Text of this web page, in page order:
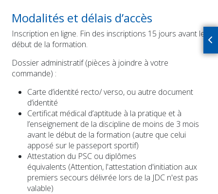
Modalités et délais d’accès
Inscription en ligne. Fin des inscriptions 15 jours avant le
début de la formation.
Dossier administratif (pièces à joindre à votre
commande) :
Carte d’identité recto/ verso, ou autre document
d’identité
Certificat médical d’aptitude à la pratique et à
l’enseignement de la discipline de moins de 3 mois
avant le début de la formation (autre que celui
apposé sur le passeport sportif)
Attestation du PSC ou diplômes
équivalents (Attention, l'attestation d'initiation aux
premiers secours délivrée lors de la JDC n'est pas
valable)